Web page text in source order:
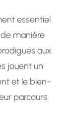
essentiel
manière
aux
jouent un
et le bien-
parcours